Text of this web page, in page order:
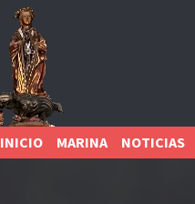
INICIO MARINA NOTICIAS